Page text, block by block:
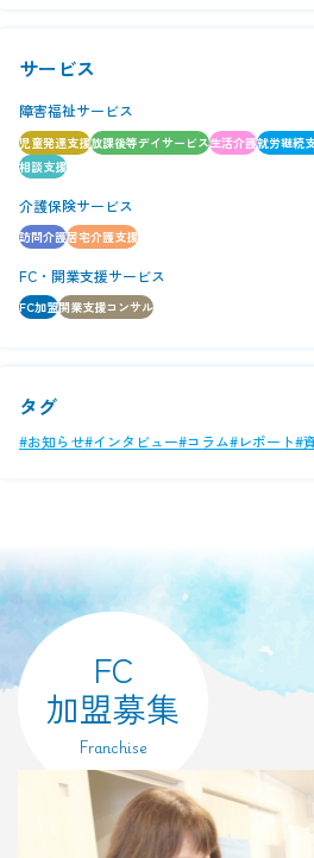
サービス
障害福祉サービス
児童発達支援放課後等デイサービス生活介護就労継続
相談支援
介護保険サービス
訪問介護居宅介護支援
FC・開業支援サービス
FC加盟開業支援コンサル
タグ
#お知らせ#インタビュー#コラム#レポート#
FC
加盟募集
Franchise